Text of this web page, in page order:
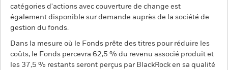
catégories d'actions avec couverture de change est
également disponible sur demande auprès de la société de
gestion du fonds.
Dans la mesure où le Fonds prête des titres pour réduire les
coûts, le Fonds percevra 62,5 % du revenu associé produit et
les 37,5 % restants seront perçus par BlackRock en sa qualité